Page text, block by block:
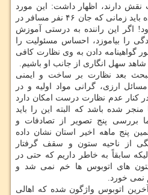
نقش دارند، اظهار داشت: این مورد
بیان نمی گردد که چرا یک راننده باید زمانی که جان ۴۶ نفر مسافر در
اگر این راننده به درستی آموزش
را بیاموزد، احساس مسئولیت را
گواهینامه دادن به وی نظارت کافی
سهل انگاری از جانب او باشیم.
مبحث بعد نظارت بر ساخت و ایمنی
ارزی، گرانی مواد اولیه و در
کنار عدم نظارت درست امکان دارد
شده باشد که البته این را باید
بررسی پنج تصویر از تصادفات و
پنج ماهه اخیر استان نشان داده
از ناحیه ستون و سقف گرفتار
سابقاً به خاطر داریم که حتی در
های اتوبوس ها خم نمی شد و
نمی خورد.
اتوبوس واژگون شده که اهالی